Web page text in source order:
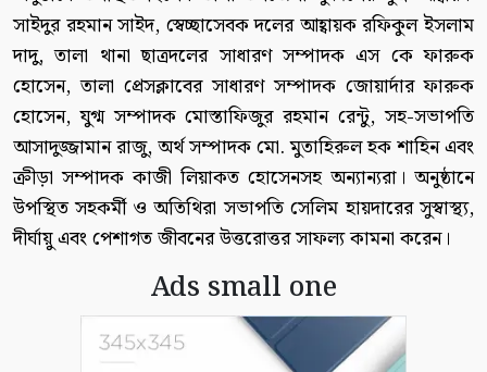
সাইদুর রহমান সাইদ, স্বেচ্ছাসেবক দলের আহ্বায়ক রফিকুল ইসলাম
দাদু, তালা থানা ছাত্রদলের সাধারণ সম্পাদক এস কে ফারুক
হোসেন, তালা প্রেসক্লাবের সাধারণ সম্পাদক জোয়ার্দার ফারুক
হোসেন, যুগ্ম সম্পাদক মোস্তাফিজুর রহমান রেন্টু, সহ-সভাপতি
আসাদুজ্জামান রাজু, অর্থ সম্পাদক মো. মুতাহিরুল হক শাহিন এবং
ক্রীড়া সম্পাদক কাজী লিয়াকত হোসেনসহ অন্যান্যরা। অনুষ্ঠানে
উপস্থিত সহকর্মী ও অতিথিরা সভাপতি সেলিম হায়দারের সুস্বাস্থ্য,
দীর্ঘায়ু এবং পেশাগত জীবনের উত্তরোত্তর সাফল্য কামনা করেন।
Ads small one